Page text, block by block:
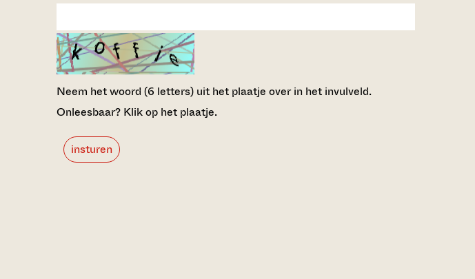
Neem het woord (6 letters) uit het plaatje over in het invulveld.
Onleesbaar? Klik op het plaatje.
insturen